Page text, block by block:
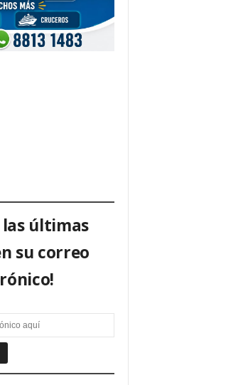
las últimas
su correo